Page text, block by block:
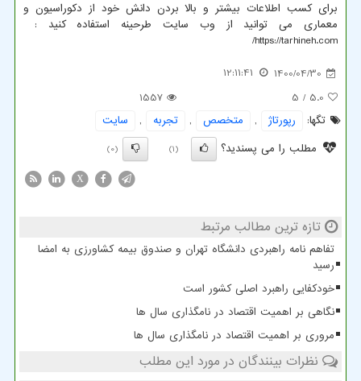
برای کسب اطلاعات بیشتر و بالا بردن دانش خود از دکوراسیون و
معماری می توانید از وب سایت طرحینه استفاده کنید :
https://tarhineh.com
/
1400/04/30
12:11:41
5.0
/ 5
1557
تگها:
رپورتاژ , متخصص , تجربه ,
سایت
مطلب را می پسندید؟
(1)
(0)
X
تازه ترین مطالب مرتبط
تفاهم نامه راهبردی دانشگاه تهران و صندوق بیمه کشاورزی به امضا
رسید
خودکفایی راهبرد اصلی کشور است
نگاهی بر اهمیت اقتصاد در نامگذاری سال ها
مروری بر اهمیت اقتصاد در نامگذاری سال ها
نظرات بینندگان در مورد این مطلب